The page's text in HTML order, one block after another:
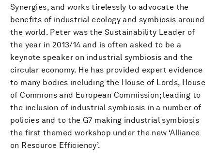
Synergies, and works tirelessly to advocate the
benefits of industrial ecology and symbiosis around
the world. Peter was the Sustainability Leader of
the year in 2013/14 and is often asked to be a
keynote speaker on industrial symbiosis and the
circular economy. He has provided expert evidence
to many bodies including the House of Lords, House
of Commons and European Commission; leading to
the inclusion of industrial symbiosis in a number of
policies and to the G7 making industrial symbiosis
the first themed workshop under the new ‘Alliance
on Resource Efficiency’.